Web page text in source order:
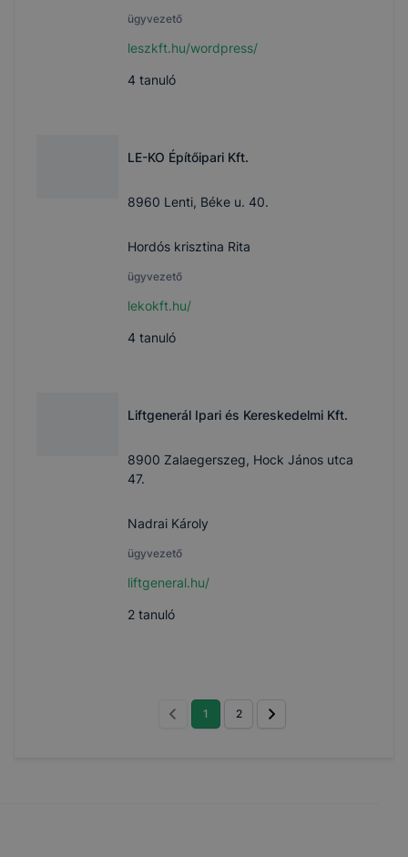
ügyvezető
leszkft.hu/wordpress/
4 tanuló
LE-KO Építőipari Kft.
8960 Lenti, Béke u. 40.
Hordós krisztina Rita
ügyvezető
lekokft.hu/
4 tanuló
Liftgenerál Ipari és Kereskedelmi Kft.
8900 Zalaegerszeg, Hock János utca
47.
Nadrai Károly
ügyvezető
liftgeneral.hu/
2tanuló
1 2